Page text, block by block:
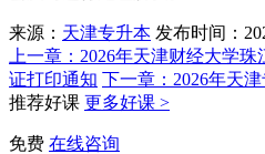
来源： 天津专升本 发布时间：
上一章： 2026年天津财经大学
证打印通知 下一章： 2026年天
推荐好课 更多好课 >
免费 在线咨询